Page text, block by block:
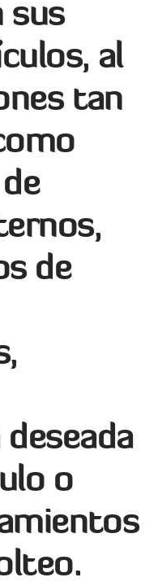
sus
al
tan
de
o